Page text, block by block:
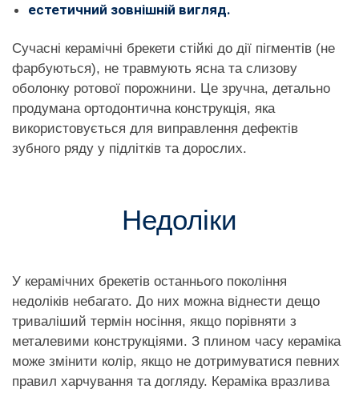
естетичний зовнішній вигляд.
Сучасні керамічні брекети стійкі до дії пігментів (не
фарбуються), не травмують ясна та слизову
оболонку ротової порожнини. Це зручна, детально
продумана ортодонтична конструкція, яка
використовується для виправлення дефектів
зубного ряду у підлітків та дорослих.
Недоліки
У керамічних брекетів останнього покоління
недоліків небагато. До них можна віднести дещо
триваліший термін носіння, якщо порівняти з
металевими конструкціями. З плином часу кераміка
може змінити колір, якщо не дотримуватися певних
правил харчування та догляду. Кераміка вразлива